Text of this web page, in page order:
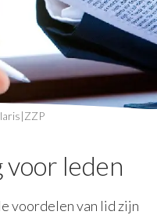
voor leden
voordelen van lid zijn